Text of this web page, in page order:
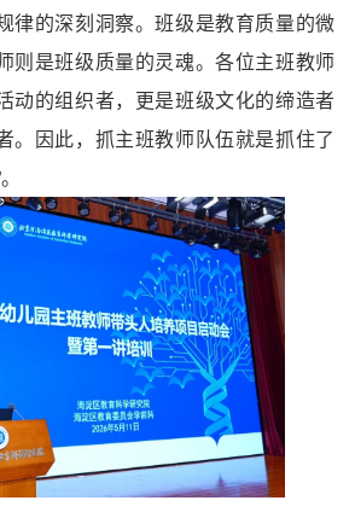
律的深刻洞察。班级是教育质量的微
则是班级质量的灵魂。各位主班教师
动的组织者，更是班级文化的缔造者
。因此，抓主班教师队伍就是抓住了